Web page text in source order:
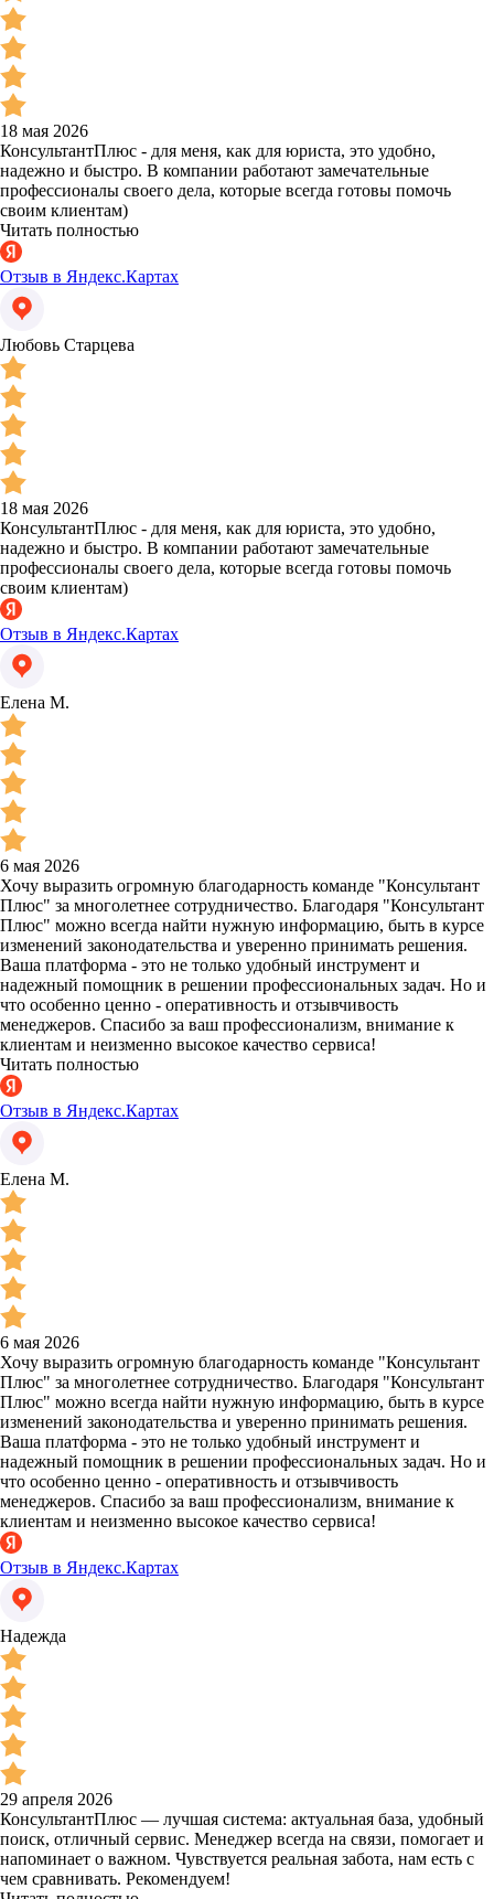
18 мая 2026
КонсультантПлюс - для меня, как для юриста, это удобно,
надежно и быстро. В компании работают замечательные
профессионалы своего дела, которые всегда готовы помочь
своим клиентам)
Читать полностью
Отзыв в Яндекс.Картах
Любовь Старцева
18 мая 2026
КонсультантПлюс - для меня, как для юриста, это удобно,
надежно и быстро. В компании работают замечательные
профессионалы своего дела, которые всегда готовы помочь
своим клиентам)
Отзыв в Яндекс.Картах
Елена М.
6 мая 2026
Хочу выразить огромную благодарность команде "Консультант
Плюс" за многолетнее сотрудничество. Благодаря "Консультант
Плюс" можно всегда найти нужную информацию, быть в курсе
изменений законодательства и уверенно принимать решения.
Ваша платформа - это не только удобный инструмент и
надежный помощник в решении профессиональных задач. Но и
что особенно ценно - оперативность и отзывчивость
менеджеров. Спасибо за ваш профессионализм, внимание к
клиентам и неизменно высокое качество сервиса!
Читать полностью
Отзыв в Яндекс.Картах
Елена М.
6 мая 2026
Хочу выразить огромную благодарность команде "Консультант
Плюс" за многолетнее сотрудничество. Благодаря "Консультант
Плюс" можно всегда найти нужную информацию, быть в курсе
изменений законодательства и уверенно принимать решения.
Ваша платформа - это не только удобный инструмент и
надежный помощник в решении профессиональных задач. Но и
что особенно ценно - оперативность и отзывчивость
менеджеров. Спасибо за ваш профессионализм, внимание к
клиентам и неизменно высокое качество сервиса!
Отзыв в Яндекс.Картах
Надежда
29 апреля 2026
КонсультантПлюс — лучшая система: актуальная база, удобный
поиск, отличный сервис. Менеджер всегда на связи, помогает и
напоминает о важном. Чувствуется реальная забота, нам есть с
чем сравнивать. Рекомендуем!